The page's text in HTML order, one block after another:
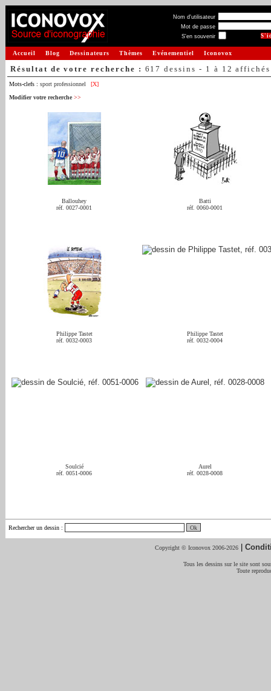
Nom d'utilisateur
Mot de passe
S'en souvenir
Accueil Blog Dessinateurs Thèmes Evénementiel Iconovox
Résultat de votre recherche : 617 dessins - 1 à 12 affichés
Mots-clefs : sport professionnel
[X]
Modifier votre recherche >>
Ballouhey
réf. 0027-0001
Batti
réf. 0060-0001
Philippe Tastet
réf. 0032-0003
Philippe Tastet
réf. 0032-0004
Soulcié
réf. 0051-0006
Aurel
réf. 0028-0008
Rechercher un dessin :
Copyright © Iconovox 2006-2026 |
Tous les dessins sur le site sont
Toute